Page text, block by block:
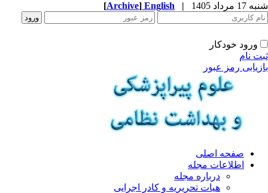
مرداد 1405 |
English
[Archive]
ورود خودکار
نام
رمز عبور
صفحه اصلی
اطلاعات مجله
درباره مجله
هیات تحریریه و کادر اجرایی